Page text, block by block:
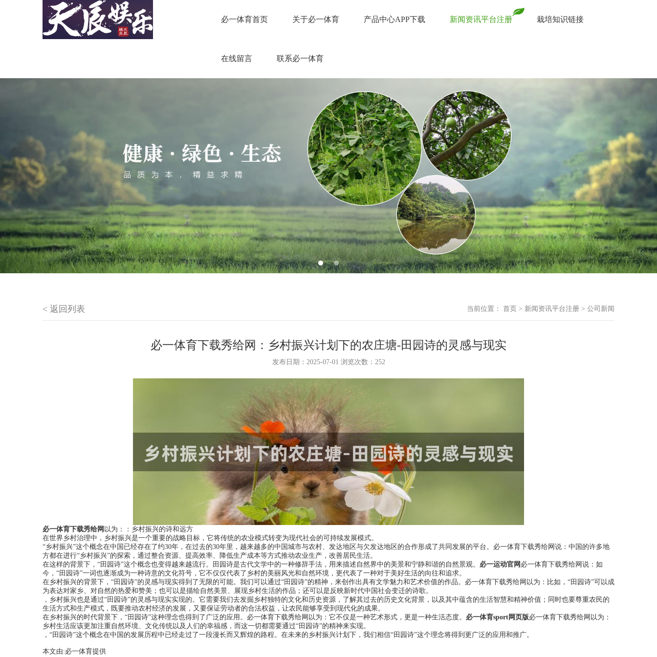
必一体育首页 关于必一体育 产品中心APP下载 新闻资讯平台注册 栽培知识链接
在线留言 联系必一体育
< 返回列表 当前位置： 首页 > 新闻资讯平台注册 > 公司新闻
必一体育下载秀给网：乡村振兴计划下的农庄塘-田园诗的灵感与现实
发布日期：2025-07-01 浏览次数： 252
必一体育下载秀给网 以为：：乡村振兴的诗和远方
在世界乡村治理中，乡村振兴是一个重要的战略目标，它将传统的农业模式转变为现代社会的可持续发展模式。
“乡村振兴”这个概念在中国已经存在了约30年，在过去的30年里，越来越多的中国城市与农村、发达地区与欠发达地区的合作形成了共同发展的平台。必一体育下载秀给网说：中国的许多地
方都在进行“乡村振兴”的探索，通过整合资源、提高效率、降低生产成本等方式推动农业生产，改善居民生活。
在这样的背景下，“田园诗”这个概念也变得越来越流行。田园诗是古代文学中的一种修辞手法，用来描述自然界中的美景和宁静和谐的自然景观。 必一运动官网 必一体育下载秀给网说：如
今，“田园诗”一词也逐渐成为一种诗意的文化符号，它不仅仅代表了乡村的美丽风光和自然环境，更代表了一种对于美好生活的向往和追求。
在乡村振兴的背景下，“田园诗”的灵感与现实得到了无限的可能。我们可以通过“田园诗”的精神，来创作出具有文学魅力和艺术价值的作品。必一体育下载秀给网以为：比如，“田园诗”可以成
为表达对家乡、对自然的热爱和赞美；也可以是描绘自然美景、展现乡村生活的作品；还可以是反映新时代中国社会变迁的诗歌。
，乡村振兴也是通过“田园诗”的灵感与现实实现的。它需要我们去发掘乡村独特的文化和历史资源，了解其过去的历史文化背景，以及其中蕴含的生活智慧和精神价值；同时也要尊重农民的
生活方式和生产模式，既要推动农村经济的发展，又要保证劳动者的合法权益，让农民能够享受到现代化的成果。
在乡村振兴的时代背景下，“田园诗”这种理念也得到了广泛的应用。必一体育下载秀给网以为：它不仅是一种艺术形式，更是一种生活态度。 必一体育sport网页版必一体育下载秀给网以为：
乡村生活应该更加注重自然环境、文化传统以及人们的幸福感，而这一切都需要通过“田园诗”的精神来实现。
，“田园诗”这个概念在中国的发展历程中已经走过了一段漫长而又辉煌的路程。在未来的乡村振兴计划下，我们相信“田园诗”这个理念将得到更广泛的应用和推广。
本文由:必一体育提供